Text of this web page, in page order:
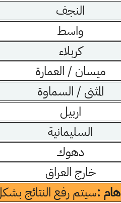
النجف
واسط
كربلاء
ميسان / العمارة
المثنى / السماوة
اربيل
السليمانية
دهوك
خارج العراق
هام :سيتم رفع النتائج